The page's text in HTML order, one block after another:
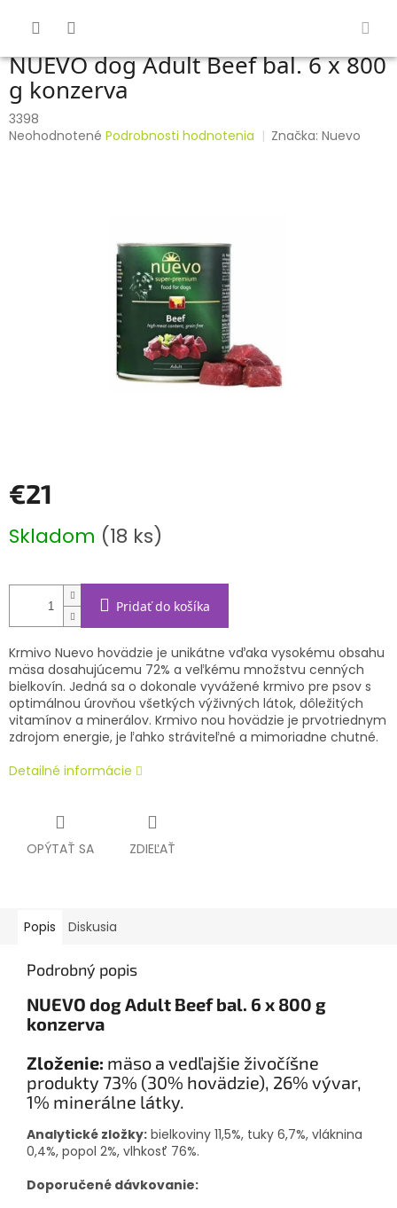
NUEVO dog Adult Beef bal. 6 x 800
g konzerva
3398
Priemerné
Neohodnotené Podrobnosti hodnotenia Značka:Nuevo
€21
cena:
Skladom (18 ks)
Pridať do košíka
Krmivo Nuevo hovädzie je unikátne vďaka vysokému obsahu
mäsa dosahujúcemu 72% a veľkému množstvu cenných
bielkovín. Jedná sa o dokonale vyvážené krmivo pre psov s
optimálnou úrovňou všetkých výživných látok, dôležitých
vitamínov a minerálov. Krmivo nou hovädzie je prvotriednym
zdrojom energie, je ľahko stráviteľné a mimoriadne chutné.
Detailné informácie
OPÝTAŤ SA ZDIEĽAŤ
Popis Diskusia
Podrobný popis
NUEVO dog Adult Beef bal. 6 x 800 g
konzerva
Zloženie: mäso a vedľajšie živočíšne
produkty 73% (30% hovädzie), 26% vývar,
1% minerálne látky.
Analytické zložky: bielkoviny 11,5%, tuky 6,7%, vláknina
0,4%, popol 2%, vlhkosť 76%.
Doporučené dávkovanie: